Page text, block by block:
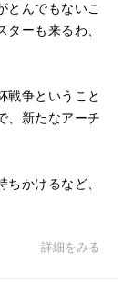
とんでもないこ
ーも来るわ、
戦争ということ
、新たなアーチ
かけるなど、
詳細をみる